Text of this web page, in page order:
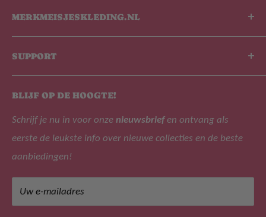
MERKMEISJESKLEDING.NL
De leukste kinderkleding shop van Nederland en
België! De kinderkleding welke wij onder ander
aanbieden zijn B.Nosy, Lyle & Scott, Like Flo, Alix The
Label, Tygo&Vito, Daily 7 en NoNo!
Adres: Leijsenhoek 47, 4901 ER Oosterhout (geen
bezoekadres)
Tel: +31 (0)162 471266
Mail: klantenservice@merkmeisjeskleding.nl
SUPPORT
Over ons
Zoek
Veelgestelde vragen
Privacy beleid
Retourbeleid
Algemene voorwaarden
Klachtenregeling
BLIJF OP DE HOOGTE!
Schrijf je nu in voor onzenieuwsbriefen ontvang als
eerste de leukste info over nieuwe collecties en de beste
aanbiedingen!
Uw e-mailadres